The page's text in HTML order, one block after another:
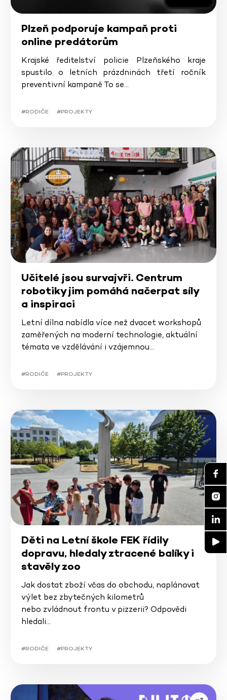
Plzeň podporuje kampaň proti
online predátorům
Krajské ředitelství policie Plzeňského kraje
spustilo o letních prázdninách třetí ročník
preventivní kampaně To se…
#RODIČE #PROJEKTY
Učitelé jsou survajvři. Centrum
robotiky jim pomáhá načerpat síly
a inspiraci
Letní dílna nabídla více než dvacet workshopů
zaměřených na moderní technologie, aktuální
témata ve vzdělávání i vzájemnou…
#RODIČE #PROJEKTY
Děti na Letní škole FEK řídily
dopravu, hledaly ztracené balíky i
stavěly zoo
Jak dostat zboží včas do obchodu, naplánovat
výlet bez zbytečných kilometrů
nebo zvládnout frontu v pizzerii? Odpovědi
hledali…
#RODIČE #PROJEKTY